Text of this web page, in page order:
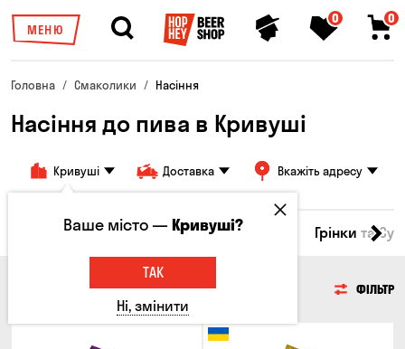
МЕНЮ
0 0
Головна Смаколики Насіння
Насіння до пива в Кривуші
Кривуші Доставка Вкажіть адресу
Кукурудза Насіння Грінки та
НАСІННЯ ФІЛЬТР
Ваше місто —Кривуші?
ТАК
Ні, змінити